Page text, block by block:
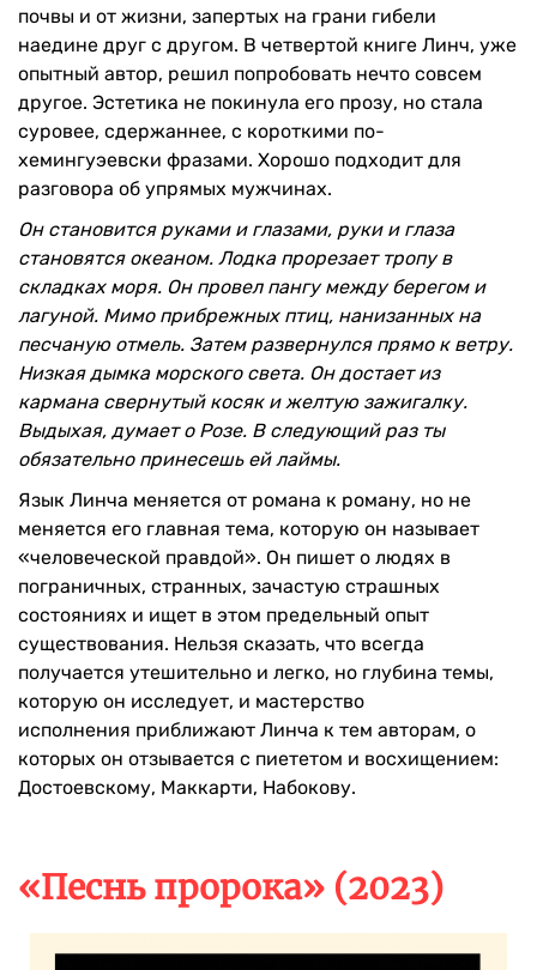
почвы и от жизни, запертых на грани гибели
наедине друг с другом. В четвертой книге Линч, уже
опытный автор, решил попробовать нечто совсем
другое. Эстетика не покинула его прозу, но стала
суровее, сдержаннее, с короткими по-
хемингуэевски фразами. Хорошо подходит для
разговора об упрямых мужчинах.
Он становится руками и глазами, руки и глаза
становятся океаном. Лодка прорезает тропу в
складках моря. Он провел пангу между берегом и
лагуной. Мимо прибрежных птиц, нанизанных на
песчаную отмель. Затем развернулся прямо к ветру.
Низкая дымка морского света. Он достает из
кармана свернутый косяк и желтую зажигалку.
Выдыхая, думает о Розе. В следующий раз ты
обязательно принесешь ей лаймы.
Язык Линча меняется от романа к роману, но не
меняется его главная тема, которую он называет
«человеческой правдой». Он пишет о людях в
пограничных, странных, зачастую страшных
состояниях и ищет в этом предельный опыт
существования. Нельзя сказать, что всегда
получается утешительно и легко, но глубина темы,
которую он исследует, и мастерство
исполнения приближают Линча к тем авторам, о
которых он отзывается с пиететом и восхищением:
Достоевскому, Маккарти, Набокову.
«Песнь пророка» (2023)